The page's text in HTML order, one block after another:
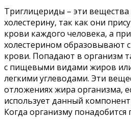
Триглицериды – эти вещества
холестерину, так как они
крови каждого человека, а
холестерином образовывают
крови. Попадают в организм
с пищевыми видами жиров
легкими углеводами. Эти
отложениях жира организма,
использует данный
Когда организму понадобится